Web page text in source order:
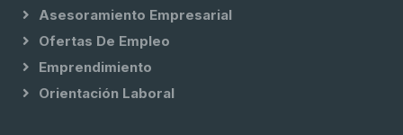
Asesoramiento Empresarial
Ofertas De Empleo
Emprendimiento
Orientación Laboral